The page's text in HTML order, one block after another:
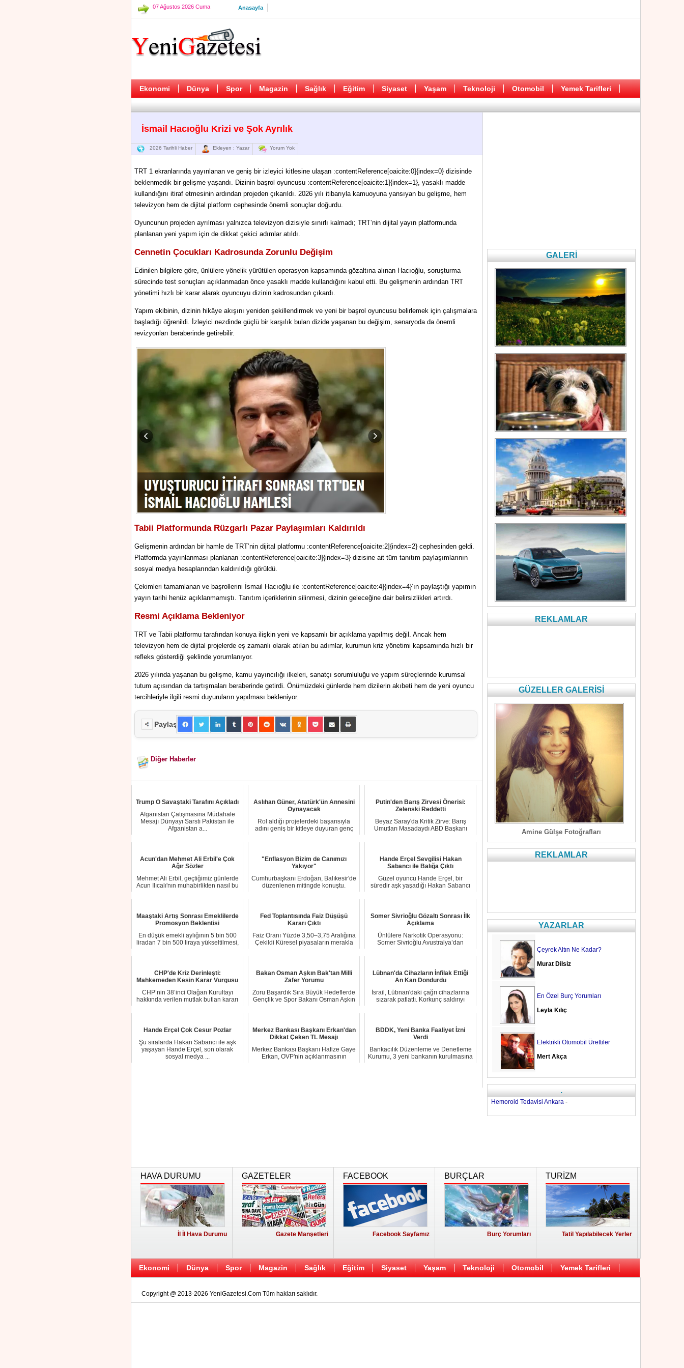
07 Ağustos 2026 Cuma Anasayfa
Ekonomi Dünya Spor Magazin Sağlık Eğitim Siyaset Yaşam Teknoloji Otomobil Yemek Tarifleri
İsmail Hacıoğlu Krizi ve Şok Ayrılık
2026 Tarihli Haber Ekleyen : Yazar Yorum Yok
TRT 1 ekranlarında yayınlanan ve geniş bir izleyici kitlesine ulaşan :contentReference[oaicite:0]{index=0} dizisinde
beklenmedik bir gelişme yaşandı. Dizinin başrol oyuncusu :contentReference[oaicite:1]{index=1}, yasaklı madde
kullandığını itiraf etmesinin ardından projeden çıkarıldı. 2026 yılı itibarıyla kamuoyuna yansıyan bu gelişme, hem
televizyon hem de dijital platform cephesinde önemli sonuçlar doğurdu.
Oyuncunun projeden ayrılması yalnızca televizyon dizisiyle sınırlı kalmadı; TRT’nin dijital yayın platformunda
planlanan yeni yapım için de dikkat çekici adımlar atıldı.
Cennetin Çocukları Kadrosunda Zorunlu Değişim
Edinilen bilgilere göre, ünlülere yönelik yürütülen operasyon kapsamında gözaltına alınan Hacıoğlu, soruşturma
sürecinde test sonuçları açıklanmadan önce yasaklı madde kullandığını kabul etti. Bu gelişmenin ardından TRT
yönetimi hızlı bir karar alarak oyuncuyu dizinin kadrosundan çıkardı.
Yapım ekibinin, dizinin hikâye akışını yeniden şekillendirmek ve yeni bir başrol oyuncusu belirlemek için çalışmalara
başladığı öğrenildi. İzleyici nezdinde güçlü bir karşılık bulan dizide yaşanan bu değişim, senaryoda da önemli
revizyonları beraberinde getirebilir.
Tabii Platformunda Rüzgarlı Pazar Paylaşımları Kaldırıldı
Gelişmenin ardından bir hamle de TRT’nin dijital platformu :contentReference[oaicite:2]{index=2} cephesinden geldi.
Platformda yayınlanması planlanan :contentReference[oaicite:3]{index=3} dizisine ait tüm tanıtım paylaşımlarının
sosyal medya hesaplarından kaldırıldığı görüldü.
Çekimleri tamamlanan ve başrollerini İsmail Hacıoğlu ile :contentReference[oaicite:4]{index=4}’ın paylaştığı yapımın
yayın tarihi henüz açıklanmamıştı. Tanıtım içeriklerinin silinmesi, dizinin geleceğine dair belirsizlikleri artırdı.
Resmi Açıklama Bekleniyor
TRT ve Tabii platformu tarafından konuya ilişkin yeni ve kapsamlı bir açıklama yapılmış değil. Ancak hem
televizyon hem de dijital projelerde eş zamanlı olarak atılan bu adımlar, kurumun kriz yönetimi kapsamında hızlı bir
refleks gösterdiği şeklinde yorumlanıyor.
2026 yılında yaşanan bu gelişme, kamu yayıncılığı ilkeleri, sanatçı sorumluluğu ve yapım süreçlerinde kurumsal
tutum açısından da tartışmaları beraberinde getirdi. Önümüzdeki günlerde hem dizilerin akıbeti hem de yeni oyuncu
tercihleriyle ilgili resmi duyuruların yapılması bekleniyor.
Paylaş
Diğer Haberler
Trump O Savaştaki Tarafını Açıkladı
Afganistan Çatışmasına Müdahale
Mesajı Dünyayı Sarstı Pakistan ile
Afganistan a...
Aslıhan Güner, Atatürk'ün Annesini
Oynayacak
Rol aldığı projelerdeki başarısıyla
adını geniş bir kitleye duyuran genç
Putin'den Barış Zirvesi Önerisi:
Zelenski Reddetti
Beyaz Saray'da Kritik Zirve: Barış
Umutları Masadaydı ABD Başkanı
Acun'dan Mehmet Ali Erbil'e Çok
Ağır Sözler
Mehmet Ali Erbil, geçtiğimiz günlerde
Acun Ilıcalı'nın muhabirlikten nasıl bu
"Enflasyon Bizim de Canımızı
Yakıyor"
Cumhurbaşkanı Erdoğan, Balıkesir'de
düzenlenen mitingde konuştu.
Hande Erçel Sevgilisi Hakan
Sabancı ile Balığa Çıktı
Güzel oyuncu Hande Erçel, bir
süredir aşk yaşadığı Hakan Sabancı
Maaştaki Artış Sonrası Emeklilerde
Promosyon Beklentisi
En düşük emekli aylığının 5 bin 500
liradan 7 bin 500 liraya yükseltilmesi,
Fed Toplantısında Faiz Düşüşü
Kararı Çıktı
Faiz Oranı Yüzde 3,50–3,75 Aralığına
Çekildi Küresel piyasaların merakla
Somer Sivrioğlu Gözaltı Sonrası İlk
Açıklama
Ünlülere Narkotik Operasyonu:
Somer Sivrioğlu Avustralya’dan
CHP'de Kriz Derinleşti:
Mahkemeden Kesin Karar Vurgusu
CHP’nin 38’inci Olağan Kurultayı
hakkında verilen mutlak butlan kararı
Bakan Osman Aşkın Bak'tan Milli
Zafer Yorumu
Zoru Başardık Sıra Büyük Hedeflerde
Gençlik ve Spor Bakanı Osman Aşkın
Lübnan'da Cihazların İnfilak Ettiği
An Kan Dondurdu
İsrail, Lübnan'daki çağrı cihazlarına
sızarak patlattı. Korkunç saldırıyı
Hande Erçel Çok Cesur Pozlar
Şu sıralarda Hakan Sabancı ile aşk
yaşayan Hande Erçel, son olarak
sosyal medya ...
Merkez Bankası Başkanı Erkan'dan
Dikkat Çeken TL Mesajı
Merkez Bankası Başkanı Hafize Gaye
Erkan, OVP'nin açıklanmasının
BDDK, Yeni Banka Faaliyet İzni
Verdi
Bankacılık Düzenleme ve Denetleme
Kurumu, 3 yeni bankanın kurulmasına
GALERİ
REKLAMLAR
GÜZELLER GALERİSİ
Amine Gülşe Fotoğrafları
REKLAMLAR
YAZARLAR
Çeyrek Altın Ne Kadar?
Murat Dilsiz
En Özel Burç Yorumları
Leyla Kılıç
Elektrikli Otomobil Ürettiler
Mert Akça
.
Hemoroid Tedavisi Ankara -
HAVA DURUMU
İl İl Hava Durumu
GAZETELER
Gazete Manşetleri
FACEBOOK
Facebook Sayfamız
BURÇLAR
Burç Yorumları
TURİZM
Tatil Yapılabilecek Yerler
Ekonomi Dünya Spor Magazin Sağlık Eğitim Siyaset Yaşam Teknoloji Otomobil Yemek Tarifleri
Copyright @ 2013-2026 YeniGazetesi.Com Tüm hakları saklıdır.